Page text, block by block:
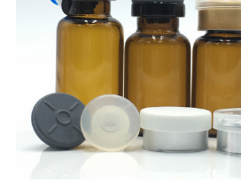
PRIVACY
POLICY